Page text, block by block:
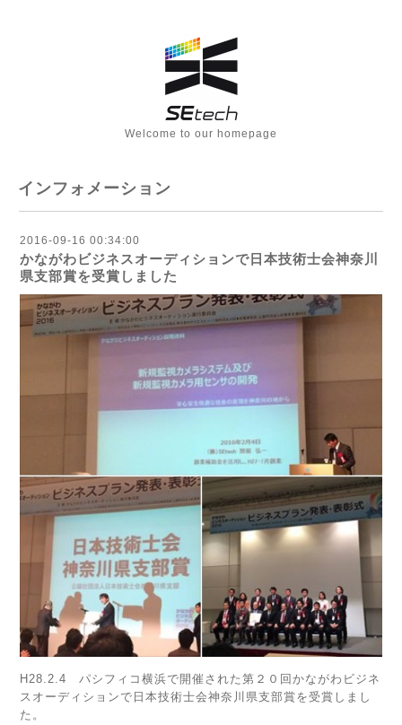
Welcome to our homepage
インフォメーション
2016-09-16 00:34:00
かながわビジネスオーディションで日本技術士会神奈川
県支部賞を受賞しました
H28.2.4 パシフィコ横浜で開催された第２０回かながわビジネ
スオーディションで日本技術士会神奈川県支部賞を受賞しまし
た。